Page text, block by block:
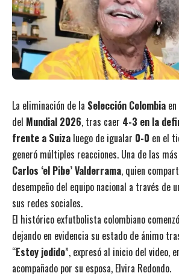
La eliminación de la Selección Colombia
del Mundial 2026, tras caer 4-3 en la
frente a Suiza luego de igualar 0-0 en el
generó múltiples reacciones. Una de las
Carlos ‘el Pibe’ Valderrama, quien
desempeño del equipo nacional a través de
sus redes sociales.
El histórico exfutbolista colombiano
dejando en evidencia su estado de ánimo
“Estoy jodido”, expresó al inicio del video,
acompañado por su esposa, Elvira Redondo.